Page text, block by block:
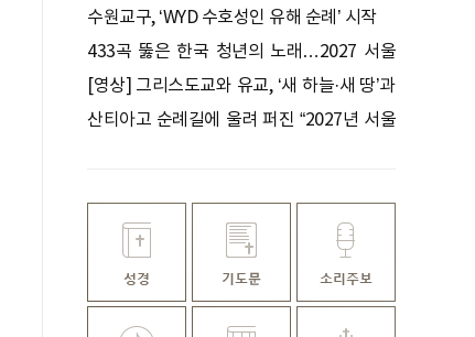
편의점산업협회 업무협약 체결
수원교구, ‘WYD 수호성인 유해 순례’ 시작
433곡 뚫은 한국 청년의 노래…2027 서울
WYD 공식 주제가로
[영상] 그리스도교와 유교, ‘새 하늘·새 땅’과
‘대동’을 말하다
산티아고 순례길에 울려 퍼진 “2027년 서울